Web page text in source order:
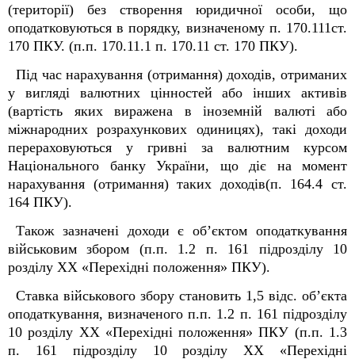
(території) без створення юридичної особи, що
оподатковуються в порядку, визначеному п. 170.111ст.
170 ПКУ. (п.п. 170.11.1 п. 170.11 ст. 170 ПКУ).
Під час нарахування (отримання) доходів, отриманих
у вигляді валютних цінностей або інших активів
(вартість яких виражена в іноземній валюті або
міжнародних розрахункових одиницях), такі доходи
перераховуються у гривні за валютним курсом
Національного банку України, що діє на момент
нарахування (отримання) таких доходів(п. 164.4 ст.
164 ПКУ).
Також зазначені доходи є об’єктом оподаткування
військовим збором (п.п. 1.2 п. 161 підрозділу 10
розділу XX «Перехідні положення» ПКУ).
Ставка військового збору становить 1,5 відс. об’єкта
оподаткування, визначеного п.п. 1.2 п. 161 підрозділу
10 розділу XX «Перехідні положення» ПКУ (п.п. 1.3
п. 161 підрозділу 10 розділу XX «Перехідні